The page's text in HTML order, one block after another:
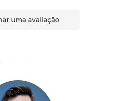
uma avaliação